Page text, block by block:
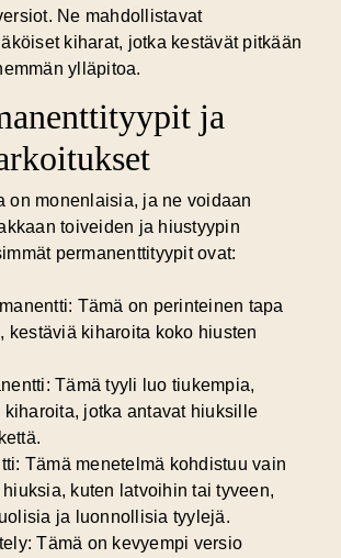
Ne mahdollistavat
kiharat, jotka kestävät pitkään
ylläpitoa.
ja
on monenlaisia, ja ne voidaan
toiveiden ja hiustyypin
permanenttityypit ovat:
Tämä on perinteinen tapa
kestäviä kiharoita koko hiusten
Tämä tyyli luo tiukempia,
jotka antavat hiuksille
Tämä menetelmä kohdistuu vain
kuten latvoihin tai tyveen,
ja luonnollisia tyylejä.
Tämä on kevyempi versio